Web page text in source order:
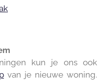
kun je ons ook
van je nieuwe woning.